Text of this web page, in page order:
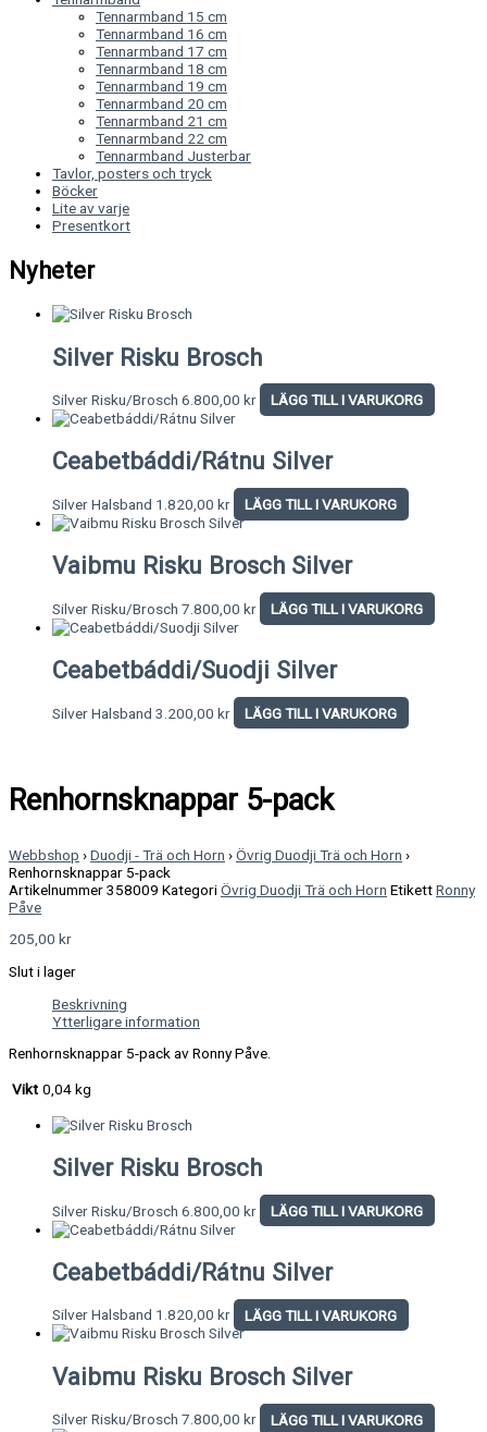
Tennarmband 15 cm
Tennarmband 16 cm
Tennarmband 17 cm
Tennarmband 18 cm
Tennarmband 19 cm
Tennarmband 20 cm
Tennarmband 21 cm
Tennarmband 22 cm
Tennarmband Justerbar
Tavlor, posters och tryck
Böcker
Lite av varje
Presentkort
Nyheter
Silver Risku Brosch
Silver Risku/Brosch 6.800,00 kr LÄGG TILL I VARUKORG
Ceabetbáddi/Rátnu Silver
Silver Halsband 1.820,00 kr LÄGG TILL I VARUKORG
Vaibmu Risku Brosch Silver
Silver Risku/Brosch 7.800,00 kr LÄGG TILL I VARUKORG
Ceabetbáddi/Suodji Silver
Silver Halsband 3.200,00 kr LÄGG TILL I VARUKORG
Renhornsknappar 5-pack
Webbshop ›Duodji - Trä och Horn ›Övrig Duodji Trä och Horn ›
Renhornsknappar 5-pack
Artikelnummer358009 KategoriÖvrig Duodji Trä och Horn EtikettRonny
Påve
205,00 kr
Slut i lager
Beskrivning
Ytterligare information
Renhornsknappar 5-pack av Ronny Påve.
Vikt 0,04 kg
Silver Risku Brosch
Silver Risku/Brosch 6.800,00 kr LÄGG TILL I VARUKORG
Ceabetbáddi/Rátnu Silver
Silver Halsband 1.820,00 kr LÄGG TILL I VARUKORG
Vaibmu Risku Brosch Silver
Silver Risku/Brosch 7.800,00 kr LÄGG TILL I VARUKORG